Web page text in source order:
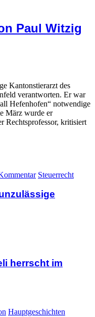
Paul Witzig
Kantonstierarzt des
verantworten. Er war
Hefenhofen“ notwendige
März wurde er
Rechtsprofessor, kritisiert
Steuerrecht
herrscht im
Hauptgeschichten